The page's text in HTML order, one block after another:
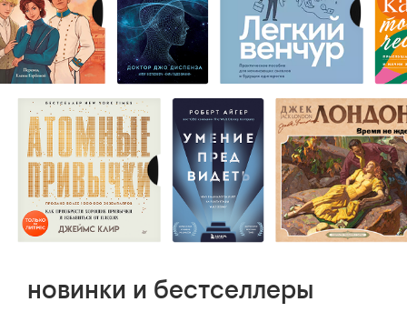
новинки и бестселлеры